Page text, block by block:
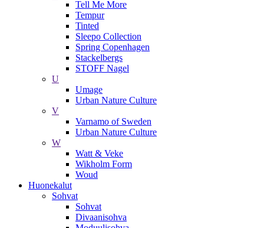
Tell Me More
Tempur
Tinted
Sleepo Collection
Spring Copenhagen
Stackelbergs
STOFF Nagel
U
Umage
Urban Nature Culture
V
Varnamo of Sweden
Urban Nature Culture
W
Watt & Veke
Wikholm Form
Woud
Huonekalut
Sohvat
Sohvat
Divaanisohva